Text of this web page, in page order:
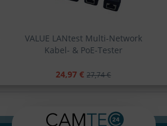
VALUE LANtest Multi-Network
Kabel- & PoE-Tester
24,97 € 27,74 €